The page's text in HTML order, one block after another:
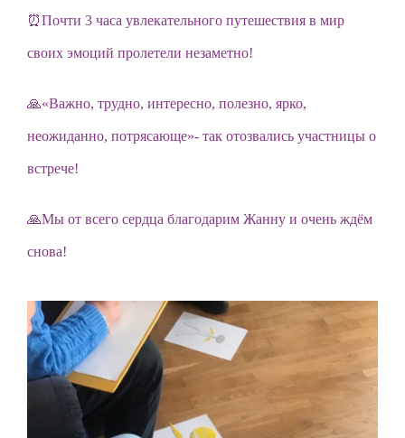
⏰Почти 3 часа увлекательного путешествия в мир
своих эмоций пролетели незаметно!
🙏«Важно, трудно, интересно, полезно, ярко,
неожиданно, потрясающе»- так отозвались участницы о
встрече!
🙏Мы от всего сердца благодарим Жанну и очень ждём
снова!